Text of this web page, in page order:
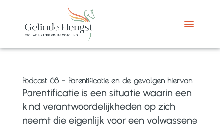
Podcast 68 – Parentificatie en de gevolgen hiervan
Parentificatie is een situatie waarin een
kind verantwoordelijkheden op zich
neemt die eigenlijk voor een volwassene